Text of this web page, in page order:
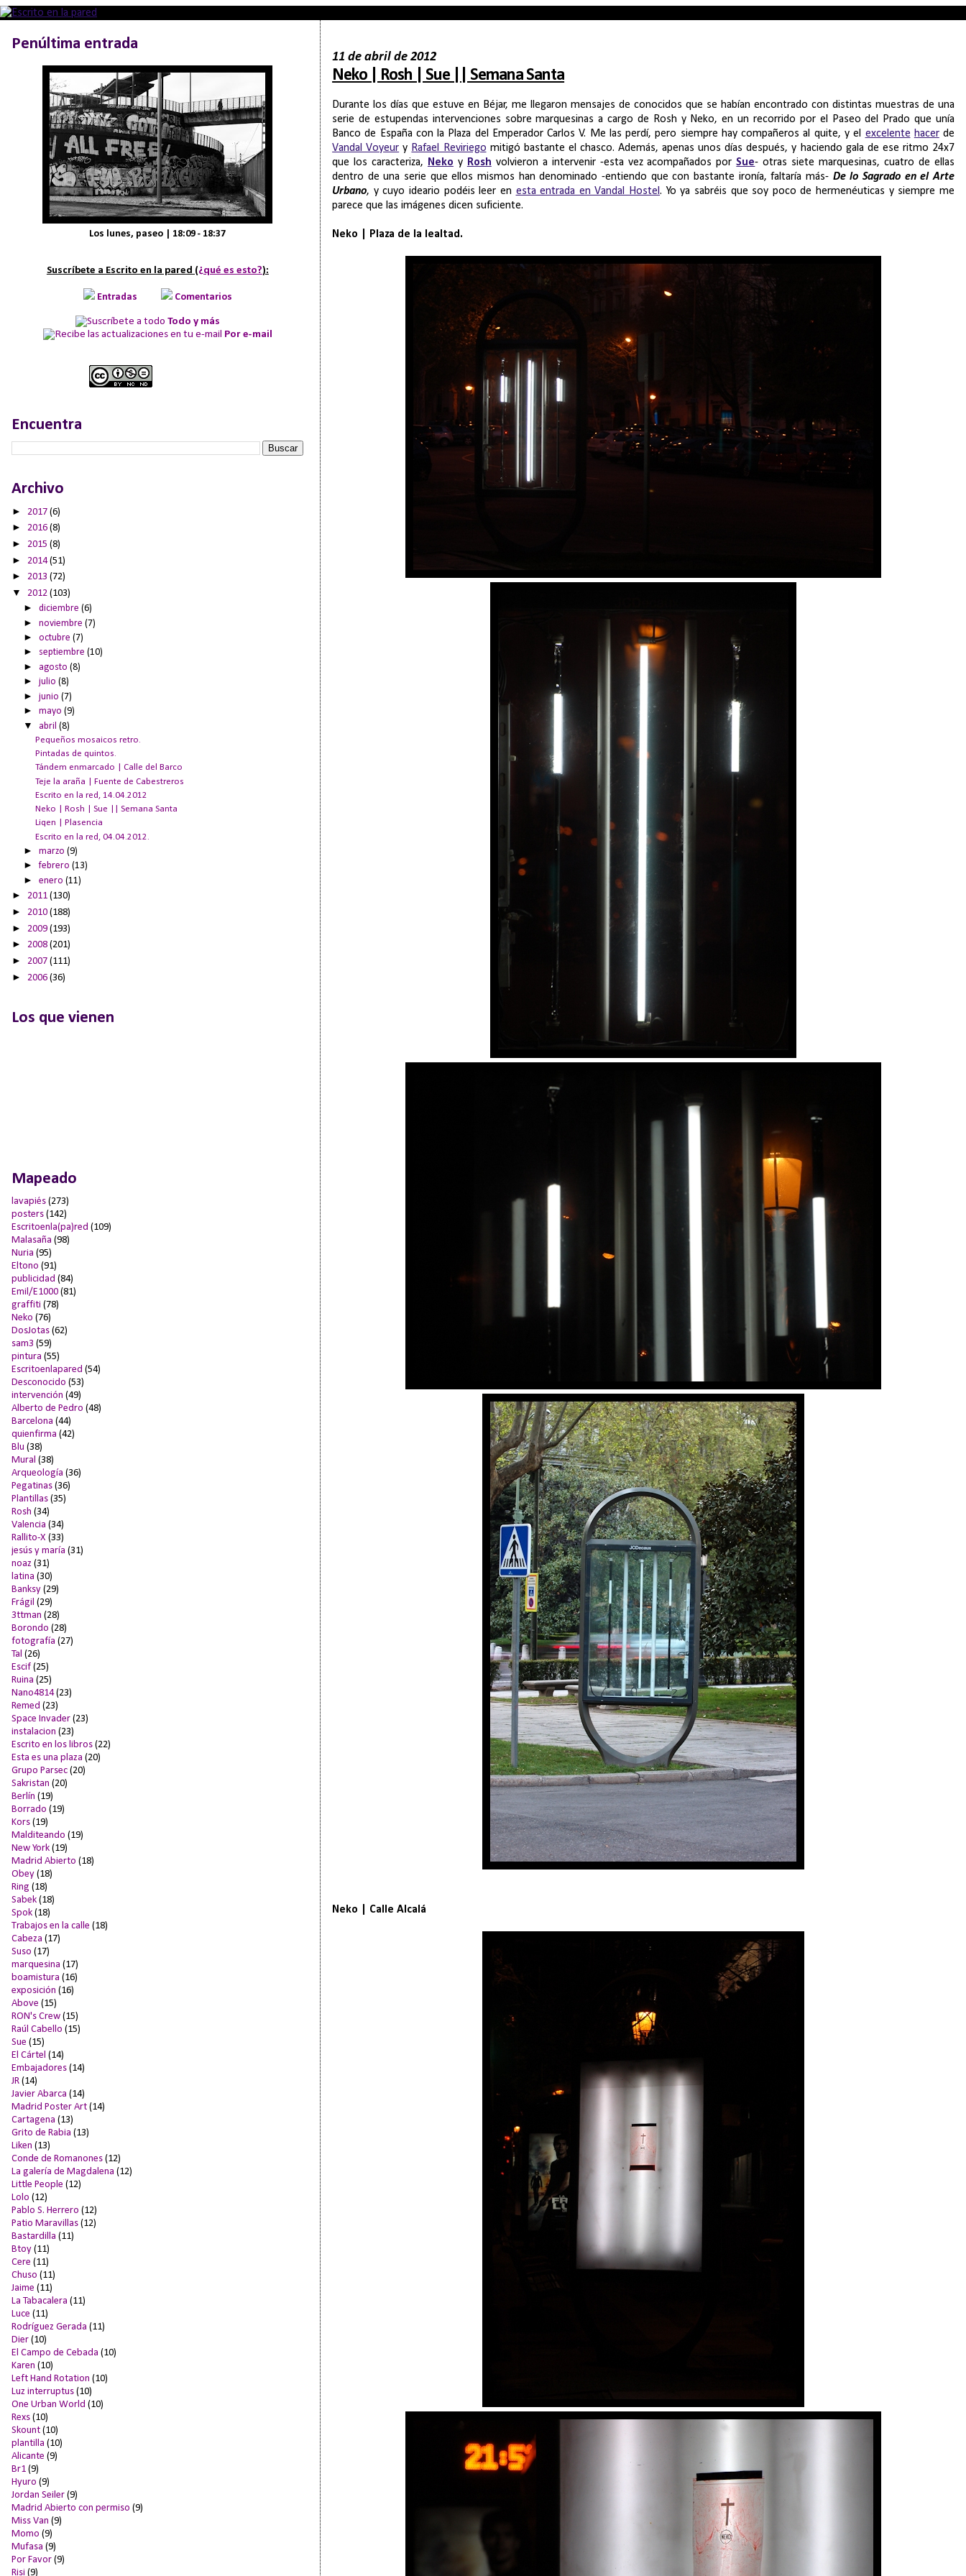
11 de abril de 2012
Neko | Rosh | Sue || Semana Santa
Durante los días que estuve en Béjar, me llegaron mensajes de conocidos que se habían encontrado con distintas muestras de una
serie de estupendas intervenciones sobre marquesinas a cargo de Rosh y Neko, en un recorrido por el Paseo del Prado que unía
Banco de España con la Plaza del Emperador Carlos V. Me las perdí, pero siempre hay compañeros al quite, y el excelente hacerde
Vandal Voyeur y Rafael Reviriego mitigó bastante el chasco. Además, apenas unos días después, y haciendo gala de ese ritmo 24x7
que los caracteriza,
Neko y Rosh volvieron a intervenir -esta vez acompañados porSue- otras siete marquesinas, cuatro de ellas
dentro de una serie que ellos mismos han denominado -entiendo que con bastante ironía, faltaría más- De lo Sagrado en el Arte
Urbano, y cuyo ideario podéis leer en esta entrada en Vandal Hostel. Yo ya sabréis que soy poco de hermenéuticas y siempre me
parece que las imágenes dicen suficiente.
Neko | Plaza de la lealtad.
Neko | Calle Alcalá
Penúltima entrada
Los lunes, paseo | 18:09 - 18:37
Suscríbete a Escrito en la pared (¿qué es esto?):
Entradas Comentarios
Todo y más
Por e-mail
Encuentra
Archivo
► 2017 (6)
► 2016 (8)
► 2015 (8)
► 2014(51)
► 2013 (72)
▼ 2012 (103)
►diciembre(6)
►noviembre(7)
►octubre(7)
► septiembre(10)
► agosto(8)
►julio(8)
►junio(7)
►mayo(9)
▼ abril(8)
Pequeños mosaicos retro.
Pintadas de quintos.
Tándem enmarcado | Calle del Barco
Teje la araña | Fuente de Cabestreros
Escrito en la red, 14.04.2012
Neko | Rosh | Sue || Semana Santa
Liqen | Plasencia
Escrito en la red, 04.04.2012.
►marzo(9)
►febrero(13)
►enero(11)
► 2011 (130)
► 2010 (188)
► 2009 (193)
► 2008 (201)
► 2007 (111)
► 2006 (36)
Los que vienen
Mapeado
lavapiés (273)
posters (142)
Escritoenla(pa)red (109)
Malasaña (98)
Nuria (95)
Eltono (91)
publicidad (84)
Emil/E1000 (81)
graffiti (78)
Neko (76)
DosJotas (62)
sam3 (59)
pintura (55)
Escritoenlapared (54)
Desconocido (53)
intervención (49)
Alberto de Pedro (48)
Barcelona (44)
quienfirma (42)
Blu (38)
Mural (38)
Arqueología (36)
Pegatinas (36)
Plantillas (35)
Rosh (34)
Valencia (34)
Rallito-X (33)
jesús y maría (31)
noaz (31)
latina (30)
Banksy (29)
Frágil (29)
3ttman (28)
Borondo (28)
fotografía (27)
Tal (26)
Escif (25)
Ruina (25)
Nano4814 (23)
Remed (23)
Space Invader (23)
instalacion (23)
Escrito en los libros (22)
Esta es una plaza (20)
Grupo Parsec (20)
Sakristan (20)
Berlín (19)
Borrado (19)
Kors (19)
Malditeando (19)
New York (19)
Madrid Abierto (18)
Obey (18)
Ring (18)
Sabek (18)
Spok (18)
Trabajos en la calle (18)
Cabeza (17)
Suso (17)
marquesina (17)
boamistura (16)
exposición (16)
Above (15)
RON's Crew (15)
Raúl Cabello (15)
Sue (15)
El Cártel (14)
Embajadores (14)
JR (14)
Javier Abarca (14)
Madrid Poster Art (14)
Cartagena (13)
Grito de Rabia (13)
Liken (13)
Conde de Romanones (12)
La galería de Magdalena (12)
Little People (12)
Lolo (12)
Pablo S. Herrero (12)
Patio Maravillas (12)
Bastardilla (11)
Btoy (11)
Cere (11)
Chuso (11)
Jaime (11)
La Tabacalera (11)
Luce (11)
Rodríguez Gerada (11)
Dier (10)
El Campo de Cebada (10)
Karen (10)
Left Hand Rotation (10)
Luz interruptus (10)
One Urban World (10)
Rexs (10)
Skount (10)
plantilla (10)
Alicante (9)
Br1 (9)
Hyuro (9)
Jordan Seiler (9)
Madrid Abierto con permiso (9)
Miss Van (9)
Momo (9)
Mufasa (9)
Por Favor (9)
Risi (9)